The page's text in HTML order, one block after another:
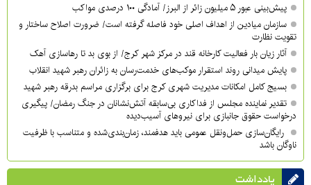
پیش‌بینی عبور ۵ میلیون زائر از البرز/ آمادگی ۱۰۰ درصدی مواکب
سازمان میادین از اهداف اصلی خود فاصله گرفته است/ ضرورت اصلاح ساختار و
تقویت نظارت
آثار زیان بار فعالیت کارخانه قند در مرکز شهر کرج/ از بوی بد تا رهاسازی آهک
پایش میدانی روند استقرار موکب‌های خدمت‌رسان به زائران رهبر شهید انقلاب
بسیج کامل امکانات مدیریت شهری کرج برای برگزاری مراسم بدرقه رهبر شهید
تقدیر نماینده مجلس از فداکاری بی‌سابقه آتش‌نشانان در جنگ رمضان/ پیگیری
درخواست حقوق جانبازی برای نیروهای آسیب‌دیده
رایگان‌سازی حمل‌ونقل عمومی باید هدفمند، زمان‌بندی‌شده و متناسب با ظرفیت
ناوگان باشد
یادداشت